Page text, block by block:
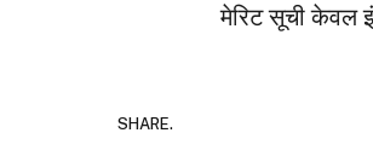
मेरिट सूची केवल
SHARE.